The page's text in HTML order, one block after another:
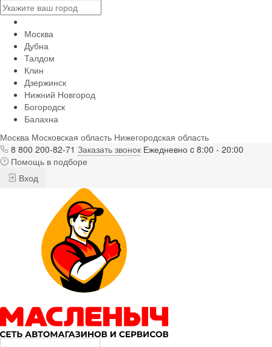
Москва
Дубна
Талдом
Клин
Дзержинск
Нижний Новгород
Богородск
Балахна
Москва Московская область Нижегородская область
8 800 200-82-71 Заказать звонок Ежедневно c 8:00 - 20:00
Помощь в подборе
Вход